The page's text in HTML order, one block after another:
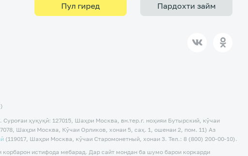
Пул гиред Пардохти займ
Суроғаи ҳуқуқӣ: 127015, Шаҳри Москва, вн.тер.г. ноҳияи Бутырский, кӯчаи
Шаҳри Москва, Кӯчаи Орликов, хонаи 5, саҳ. 1, ошенаи 2, пом. 11) Аз
(119017, Шаҳри Москва, кӯчаи Старомонетный, хонаи 3. Тел.: 8 (800) 200-00-10).
истифода мебарад. Дар сайт мондан ба шумо барои коркарди